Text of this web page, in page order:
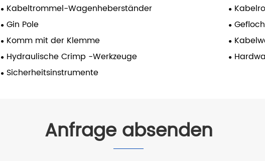
Kabeltrommel-Wagenheberständer
Gin Pole
Komm mit der Klemme
Hydraulische Crimp -Werkzeuge
Sicherheitsinstrumente
Anfrage absenden